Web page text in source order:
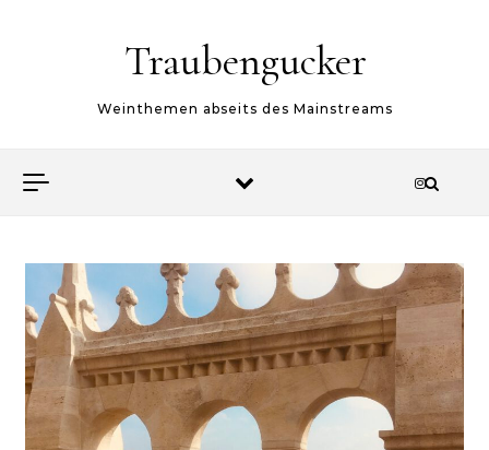
Traubengucker
Weinthemen abseits des Mainstreams